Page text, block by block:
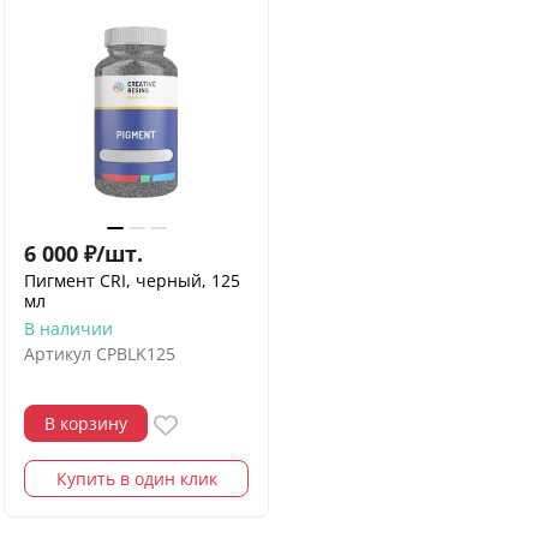
6 000 ₽/шт.
Пигмент CRI, черный, 125
мл
В наличии
Артикул CPBLK125
В корзину
Купить в один клик